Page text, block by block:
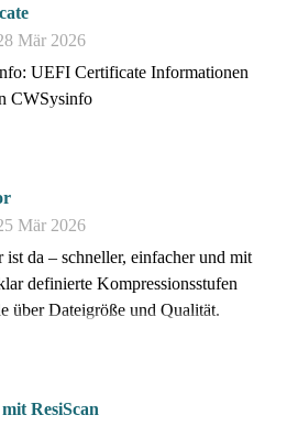
Mär 2026
UEFI Certificate Informationen
CWSysinfo
Mär 2026
da – schneller, einfacher und mit
definierte Kompressionsstufen
über Dateigröße und Qualität.
ResiScan